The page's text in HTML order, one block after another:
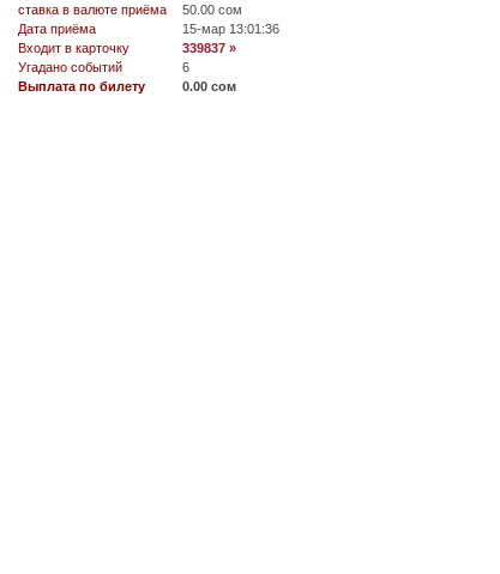
ставка в валюте приёма
50.00 сом
Дата приёма
15-мар 13:01:36
Входит в карточку
339837 »
Угадано событий
6
Выплата по билету
0.00 сом